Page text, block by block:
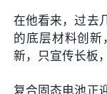
在他看来，过去
的底层材料创新
新，只宣传长板
复合固态电池正